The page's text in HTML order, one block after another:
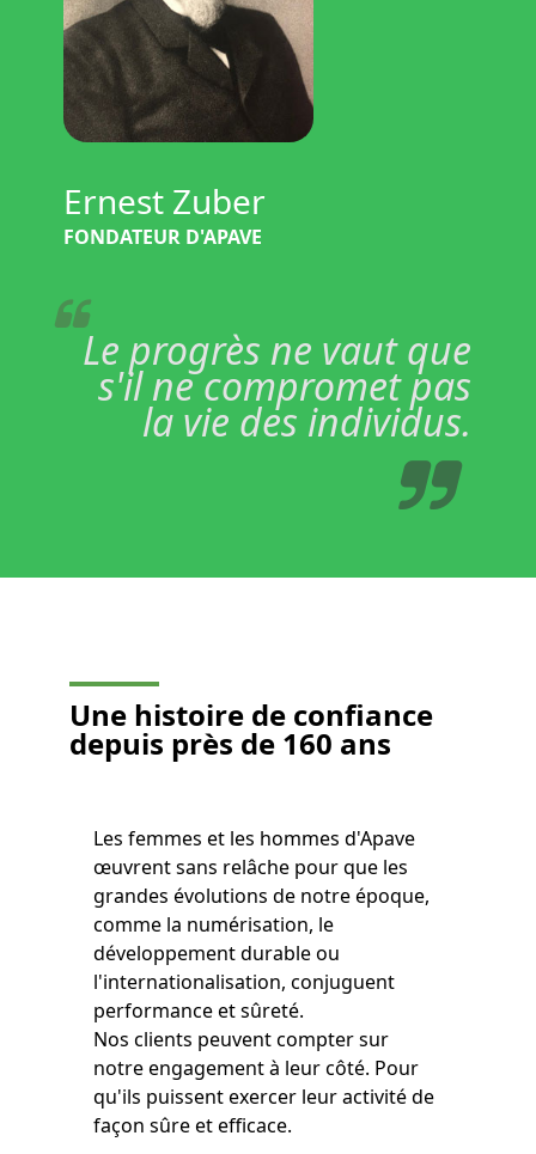
Le progrès ne vaut que
s'il ne compromet pas
la vie des individus.
Ernest Zuber
FONDATEUR D'APAVE
Une histoire de confiance
depuis près de 160 ans
Les femmes et les hommes d'Apave
œuvrent sans relâche pour que les
grandes évolutions de notre époque,
comme la numérisation, le
développement durable ou
l'internationalisation, conjuguent
performance et sûreté.
Nos clients peuvent compter sur
notre engagement à leur côté. Pour
qu'ils puissent exercer leur activité de
façon sûre et efficace.